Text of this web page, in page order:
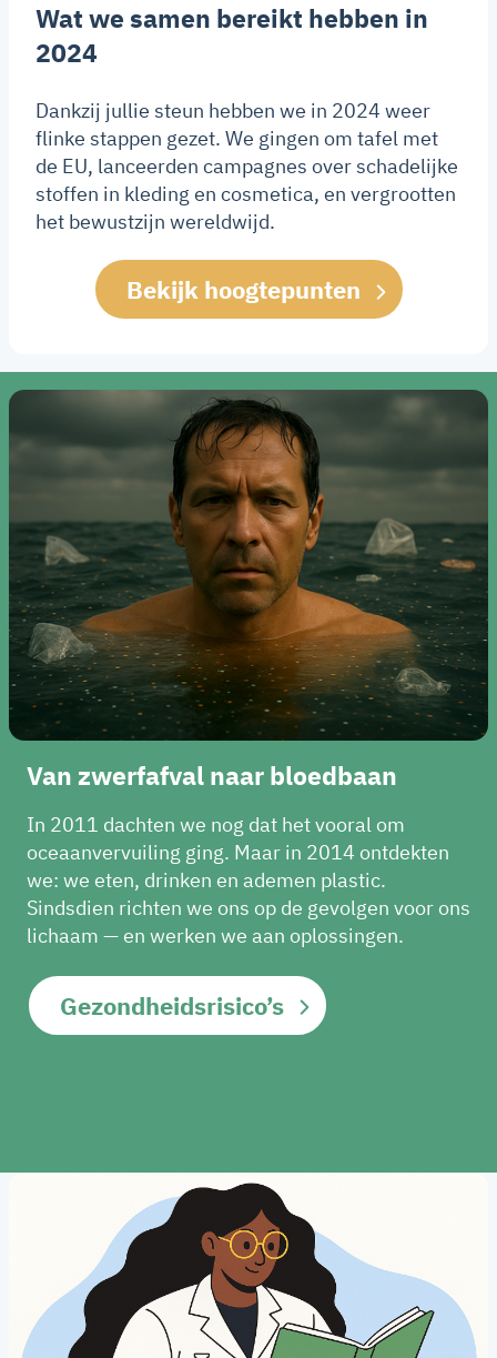
Wat we samen bereikt hebben in
2024
Dankzij jullie steun hebben we in 2024 weer
flinke stappen gezet. We gingen om tafel met
de EU, lanceerden campagnes over schadelijke
stoffen in kleding en cosmetica, en vergrootten
het bewustzijn wereldwijd.
Bekijk hoogtepunten
Van zwerfafval naar bloedbaan
In 2011 dachten we nog dat het vooral om
oceaanvervuiling ging. Maar in 2014 ontdekten
we: we eten, drinken en ademen plastic.
Sindsdien richten we ons op de gevolgen voor ons
lichaam — en werken we aan oplossingen.
Gezondheidsrisico’s